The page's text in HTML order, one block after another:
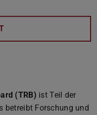
(TRB) ist Teil der
betreibt Forschung und